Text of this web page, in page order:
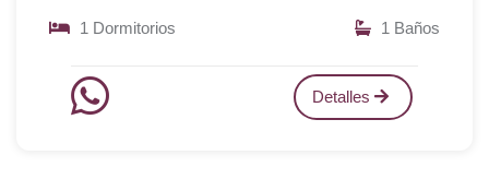
1 Dormitorios 1 Baños
Detalles